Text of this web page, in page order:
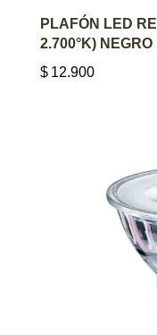
PLAFÓN LED
2.700°K) NEGRO
$ 12.900